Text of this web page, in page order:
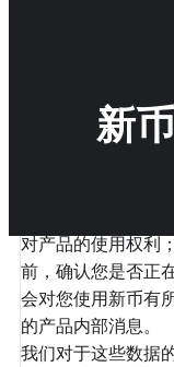
新
帮助您完成某个特
置集群、调试、还
对产品的使用权利
前，确认您是否正
会对您使用新币有
的产品内部消息。
我们对于这些数据